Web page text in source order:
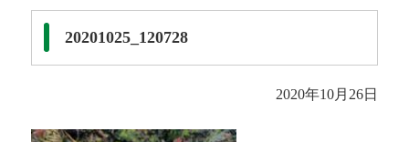
20201025_120728
2020年10月26日